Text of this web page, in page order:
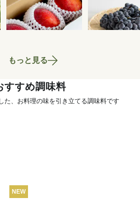
のマンゴー 1kg（特
栽相当）
送料込 5,180
府のぶどう・
くろまる 2kg
相当）
送料込
もっと見る
すすめ調味料
た、お料理の味を引き立てる調味料です
NEW